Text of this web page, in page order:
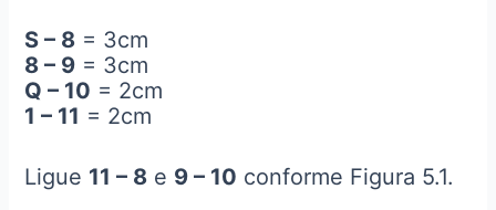
S – 8 = 3cm
8 – 9 = 3cm
Q – 10 = 2cm
1 – 11 = 2cm
Ligue 11 – 8 e 9 – 10 conforme Figura 5.1.